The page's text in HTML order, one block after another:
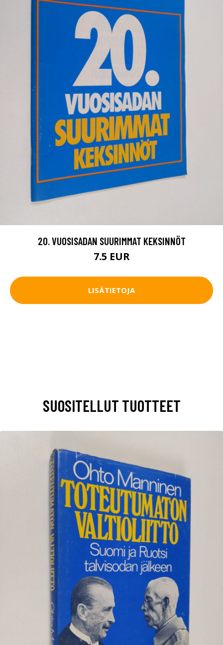
20. VUOSISADAN SUURIMMAT KEKSINNÖT
7.5 EUR
LISÄTIETOJA
SUOSITELLUT TUOTTEET